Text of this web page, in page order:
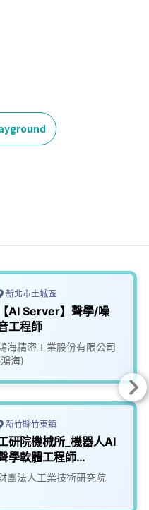
新北市土城區
【AI Server】聲學/噪
工程師
海精密工業股份有限公司
海)
新竹縣竹東鎮
研院機械所_機器人AI
學軟體工程師
團法人工業技術研究院